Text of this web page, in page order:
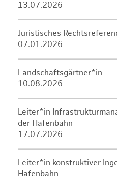
13.07.2026
Juristisches
07.01.2026
Landschaftsgärtner*in
10.08.2026
Leiter*in
der Hafenbahn
17.07.2026
Leiter*in konstruktiver
Hafenbahn